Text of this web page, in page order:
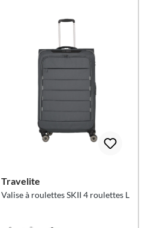
Travelite
Valise à roulettes SKII 4 roulettes L